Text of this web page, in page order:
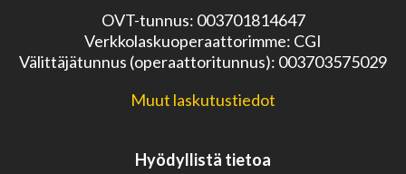
OVT-tunnus: 003701814647
Verkkolaskuoperaattorimme: CGI
Välittäjätunnus (operaattoritunnus): 003703575029
Muut laskutustiedot
Hyödyllistä tietoa